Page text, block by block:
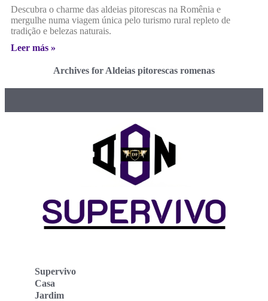
Descubra o charme das aldeias pitorescas na Romênia e
mergulhe numa viagem única pelo turismo rural repleto de
tradição e belezas naturais.
Leer más »
Archives for Aldeias pitorescas romenas
Supervivo
Casa
Jardim